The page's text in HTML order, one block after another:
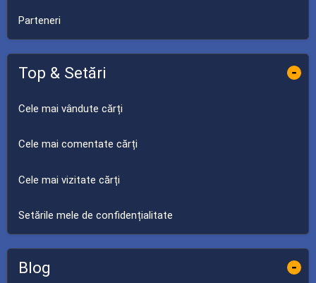
Parteneri
Top & Setări -
Cele mai vândute cărți
Cele mai comentate cărți
Cele mai vizitate cărți
Setările mele de confidențialitate
Blog -